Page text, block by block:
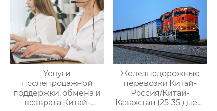
Услуги
послепродажной
поддержки, обмена и
возврата Китай-
Железнодорожные
перевозки Китай-
Россия/Китай-
Казахстан (25-35 дней)